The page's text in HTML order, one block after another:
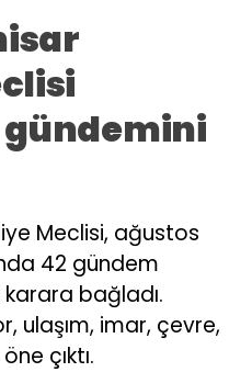
gündemini
Meclisi, ağustos
42 gündem
bağladı.
ulaşım, imar, çevre,
çıktı.